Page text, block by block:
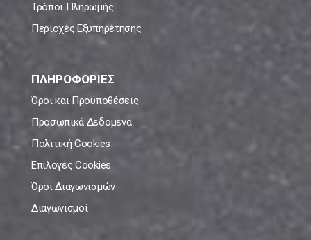
Τρόποι Πληρωμής
Περιοχές Εξυπηρέτησης
ΠΛΗΡΟΦΟΡΙΕΣ
Όροι και Προϋποθέσεις
Προσωπικά Δεδομένα
Πολιτική Cookies
Επιλογές Cookies
Όροι Διαγωνισμών
Διαγωνισμοί